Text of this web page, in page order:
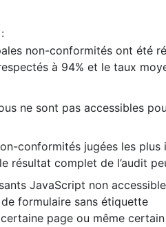
non-conformités ont été
à 94% et le taux
ne sont pas accessibles
conformités jugées les
résultat complet de l’audit
JavaScript non
formulaire sans étiquette
page ou même